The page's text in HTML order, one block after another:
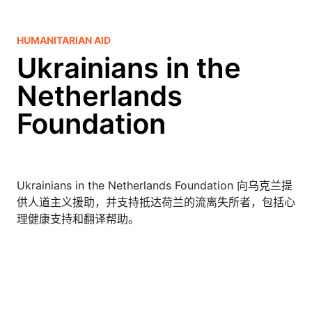
HUMANITARIAN AID
Ukrainians in the
Netherlands
Foundation
Ukrainians in the Netherlands Foundation 向乌克兰提
供人道主义援助，并支持抵达荷兰的流离失所者，包括心
理健康支持和翻译帮助。